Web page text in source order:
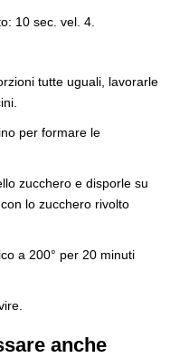
10 sec. vel. 4.
tutte uguali, lavorarle
per formare le
zucchero e disporle su
lo zucchero rivolto
a 200° per 20 minuti
anche